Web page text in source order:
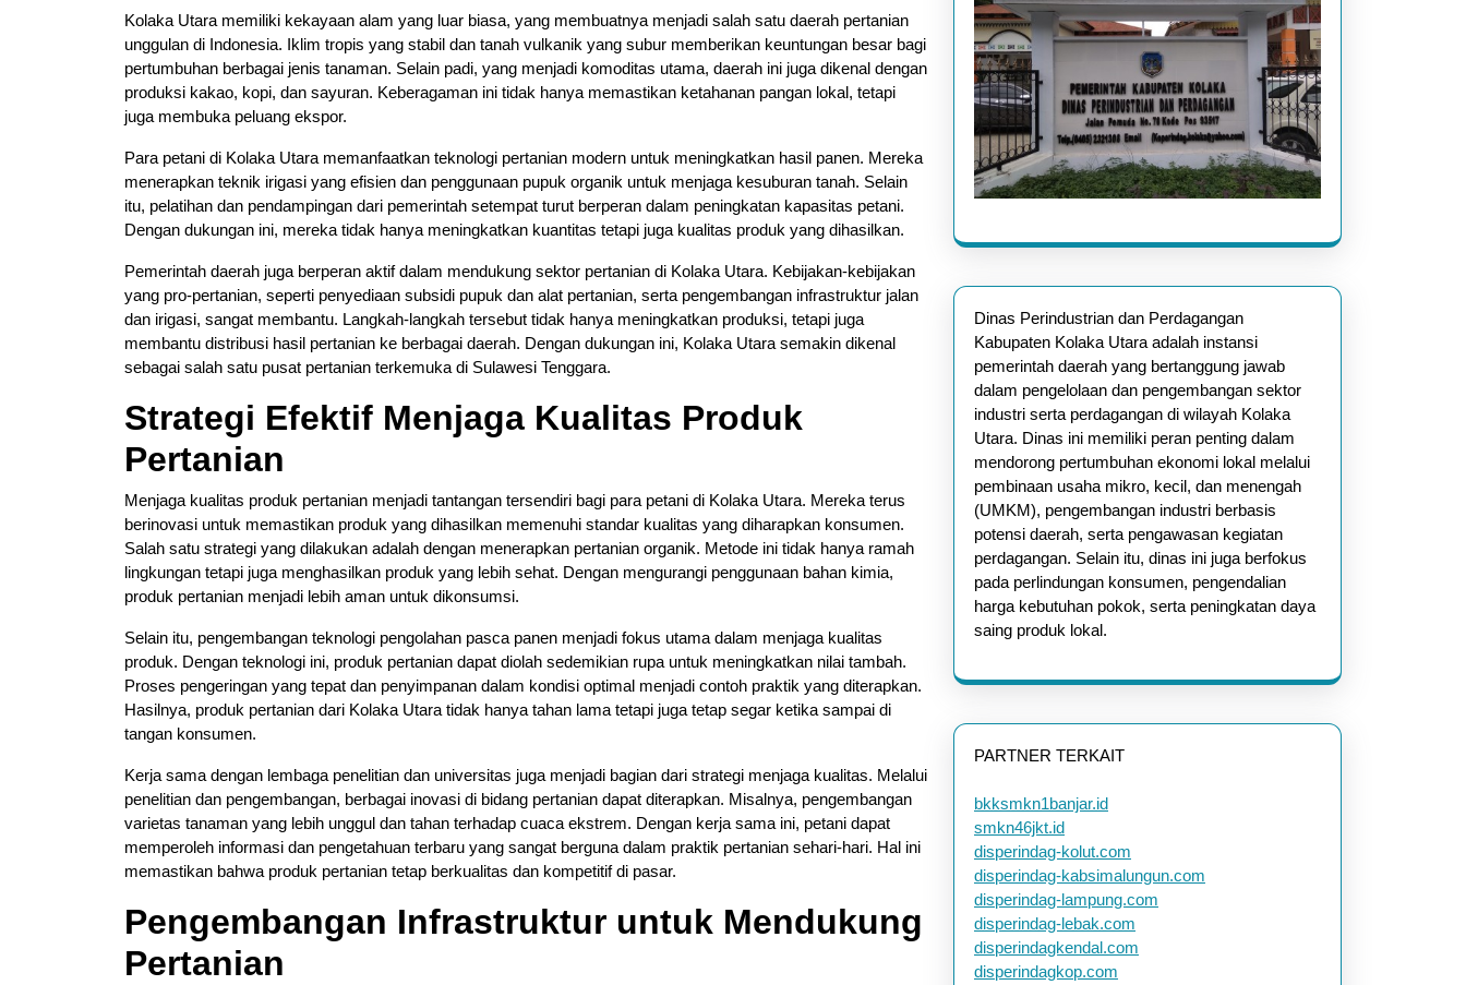
Kolaka Utara memiliki kekayaan alam yang luar biasa, yang membuatnya menjadi salah satu daerah pertanian
unggulan di Indonesia. Iklim tropis yang stabil dan tanah vulkanik yang subur memberikan keuntungan besar bagi
pertumbuhan berbagai jenis tanaman. Selain padi, yang menjadi komoditas utama, daerah ini juga dikenal dengan
produksi kakao, kopi, dan sayuran. Keberagaman ini tidak hanya memastikan ketahanan pangan lokal, tetapi
juga membuka peluang ekspor.
Para petani di Kolaka Utara memanfaatkan teknologi pertanian modern untuk meningkatkan hasil panen. Mereka
menerapkan teknik irigasi yang efisien dan penggunaan pupuk organik untuk menjaga kesuburan tanah. Selain
itu, pelatihan dan pendampingan dari pemerintah setempat turut berperan dalam peningkatan kapasitas petani.
Dengan dukungan ini, mereka tidak hanya meningkatkan kuantitas tetapi juga kualitas produk yang dihasilkan.
Pemerintah daerah juga berperan aktif dalam mendukung sektor pertanian di Kolaka Utara. Kebijakan-kebijakan
yang pro-pertanian, seperti penyediaan subsidi pupuk dan alat pertanian, serta pengembangan infrastruktur jalan
dan irigasi, sangat membantu. Langkah-langkah tersebut tidak hanya meningkatkan produksi, tetapi juga
membantu distribusi hasil pertanian ke berbagai daerah. Dengan dukungan ini, Kolaka Utara semakin dikenal
sebagai salah satu pusat pertanian terkemuka di Sulawesi Tenggara.
Strategi Efektif Menjaga Kualitas Produk
Pertanian
Menjaga kualitas produk pertanian menjadi tantangan tersendiri bagi para petani di Kolaka Utara. Mereka terus
berinovasi untuk memastikan produk yang dihasilkan memenuhi standar kualitas yang diharapkan konsumen.
Salah satu strategi yang dilakukan adalah dengan menerapkan pertanian organik. Metode ini tidak hanya ramah
lingkungan tetapi juga menghasilkan produk yang lebih sehat. Dengan mengurangi penggunaan bahan kimia,
produk pertanian menjadi lebih aman untuk dikonsumsi.
Selain itu, pengembangan teknologi pengolahan pasca panen menjadi fokus utama dalam menjaga kualitas
produk. Dengan teknologi ini, produk pertanian dapat diolah sedemikian rupa untuk meningkatkan nilai tambah.
Proses pengeringan yang tepat dan penyimpanan dalam kondisi optimal menjadi contoh praktik yang diterapkan.
Hasilnya, produk pertanian dari Kolaka Utara tidak hanya tahan lama tetapi juga tetap segar ketika sampai di
tangan konsumen.
Kerja sama dengan lembaga penelitian dan universitas juga menjadi bagian dari strategi menjaga kualitas. Melalui
penelitian dan pengembangan, berbagai inovasi di bidang pertanian dapat diterapkan. Misalnya, pengembangan
varietas tanaman yang lebih unggul dan tahan terhadap cuaca ekstrem. Dengan kerja sama ini, petani dapat
memperoleh informasi dan pengetahuan terbaru yang sangat berguna dalam praktik pertanian sehari-hari. Hal ini
memastikan bahwa produk pertanian tetap berkualitas dan kompetitif di pasar.
Pengembangan Infrastruktur untuk Mendukung
Pertanian
Dinas Perindustrian dan Perdagangan
Kabupaten Kolaka Utara adalah instansi
pemerintah daerah yang bertanggung jawab
dalam pengelolaan dan pengembangan sektor
industri serta perdagangan di wilayah Kolaka
Utara. Dinas ini memiliki peran penting dalam
mendorong pertumbuhan ekonomi lokal melalui
pembinaan usaha mikro, kecil, dan menengah
(UMKM), pengembangan industri berbasis
potensi daerah, serta pengawasan kegiatan
perdagangan. Selain itu, dinas ini juga berfokus
pada perlindungan konsumen, pengendalian
harga kebutuhan pokok, serta peningkatan daya
saing produk lokal.
PARTNER TERKAIT
bkksmkn1banjar.id
smkn46jkt.id
disperindag-kolut.com
disperindag-kabsimalungun.com
disperindag-lampung.com
disperindag-lebak.com
disperindagkendal.com
disperindagkop.com